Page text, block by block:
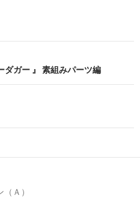
ダガー 』 素組みパーツ編
Ａ）